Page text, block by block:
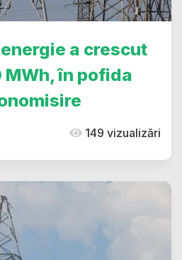
a crescut
în pofida
149 vizualizări